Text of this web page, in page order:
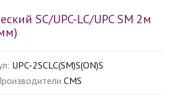
SC/UPC-LC/UPC SM 2м
UPC-2SCLC(SM)S(ON)S
CMS